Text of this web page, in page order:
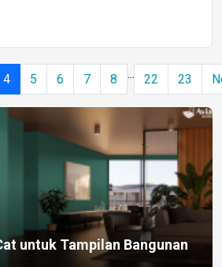
4 5 6 7 8 ... 22 23
untuk Tampilan Bangunan